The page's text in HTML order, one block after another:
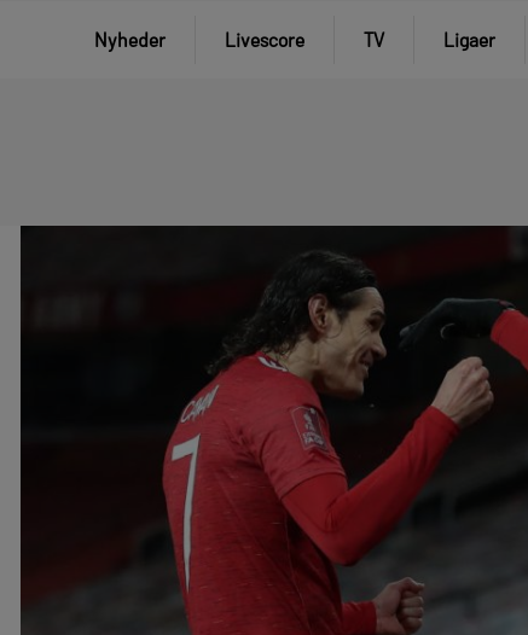
Nyheder Livescore TV Ligaer